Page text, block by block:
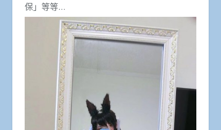
保」等等…